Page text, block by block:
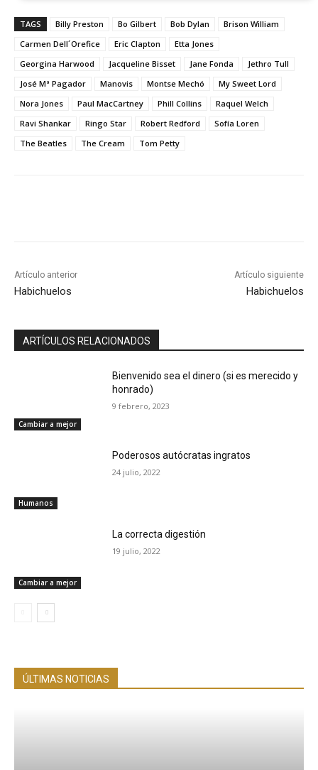
TAGS Billy Preston Bo Gilbert Bob Dylan
Brison William
Carmen Dell´Orefice
Eric Clapton
Etta Jones
Georgina Harwood
Jacqueline Bisset Jane Fonda
Jethro Tull
José Mª Pagador
Manovis Montse Mechó
My Sweet Lord
Nora Jones
Paul MacCartney Phill Collins
Raquel Welch
Ravi Shankar
Ringo Star Robert Redford
Sofía Loren
The Beatles
The Cream Tom Petty
Artículo anterior
Habichuelos
Artículo siguiente
Habichuelos
ARTÍCULOS RELACIONADOS
Cambiar a mejor
Bienvenido sea el dinero (si es merecido y
honrado)
9 febrero, 2023
Humanos
Poderosos autócratas ingratos
24 julio, 2022
Cambiar a mejor
La correcta digestión
19 julio, 2022
ÚLTIMAS NOTICIAS